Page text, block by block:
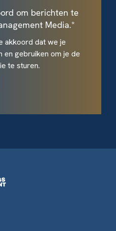
om berichten te
Media.*
akkoord dat we je
en gebruiken om je de
te sturen.